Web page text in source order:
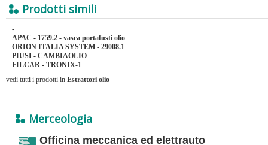
Prodotti simili
-
APAC - 1759.2 - vasca portafusti olio
ORION ITALIA SYSTEM - 29008.1
PIUSI - CAMBIAOLIO
FILCAR - TRONIX-1
vedi tutti i prodotti in Estrattori olio
Merceologia
Officina meccanica ed elettrauto